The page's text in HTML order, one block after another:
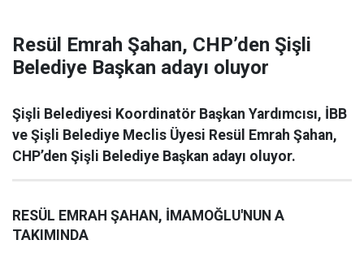
Resül Emrah Şahan, CHP’den Şişli
Belediye Başkan adayı oluyor
Şişli Belediyesi Koordinatör Başkan Yardımcısı, İBB
ve Şişli Belediye Meclis Üyesi Resül Emrah Şahan,
CHP’den Şişli Belediye Başkan adayı oluyor.
RESÜL EMRAH ŞAHAN, İMAMOĞLU'NUN A
TAKIMINDA